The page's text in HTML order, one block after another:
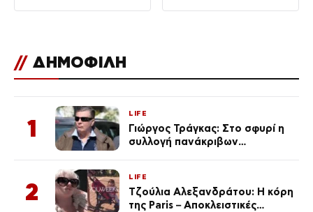
// ΔΗΜΟΦΙΛΗ
1
LIFE
Γιώργος Τράγκας: Στο σφυρί η
συλλογή πανάκριβων
2
LIFE
Τζούλια Αλεξανδράτου: Η κόρη
της Paris – Αποκλειστικές